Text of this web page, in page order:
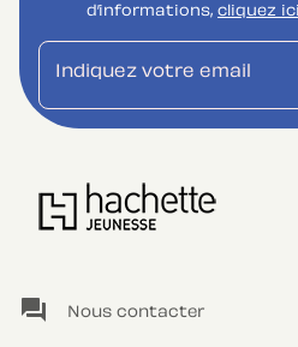
d’informations, cliquez
Indiquez votre email
question_answer Nous contacter